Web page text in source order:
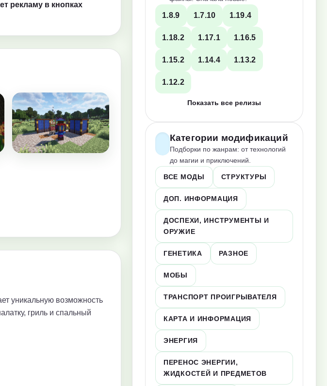
рекламу в кнопках
уникальную возможность
гриль и спальный
1.8.9 1.7.10 1.19.4
1.18.2 1.17.1 1.16.5
1.15.2 1.14.4 1.13.2
1.12.2
Показать все релизы
Категории модификаций
Подборки по жанрам: от технологий
до магии и приключений.
ВСЕ МОДЫ СТРУКТУРЫ
ДОП. ИНФОРМАЦИЯ
ДОСПЕХИ, ИНСТРУМЕНТЫ И
ОРУЖИЕ
ГЕНЕТИКА РАЗНОЕ
МОБЫ
ТРАНСПОРТ ПРОИГРЫВАТЕЛЯ
КАРТА И ИНФОРМАЦИЯ
ЭНЕРГИЯ
ПЕРЕНОС ЭНЕРГИИ,
ЖИДКОСТЕЙ И ПРЕДМЕТОВ